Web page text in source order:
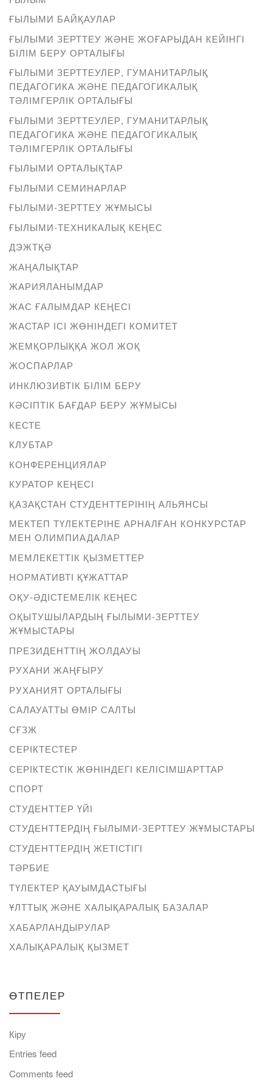
ҒЫЛЫМИ БАЙҚАУЛАР
ҒЫЛЫМИ ЗЕРТТЕУ ЖӘНЕ ЖОҒАРЫДАН КЕЙІНГІ
БІЛІМ БЕРУ ОРТАЛЫҒЫ
ҒЫЛЫМИ ЗЕРТТЕУЛЕР, ГУМАНИТАРЛЫҚ
ПЕДАГОГИКА ЖӘНЕ ПЕДАГОГИКАЛЫҚ
ТӘЛІМГЕРЛІК ОРТАЛЫҒЫ
ҒЫЛЫМИ ЗЕРТТЕУЛЕР, ГУМАНИТАРЛЫҚ
ПЕДАГОГИКА ЖӘНЕ ПЕДАГОГИКАЛЫҚ
ТӘЛІМГЕРЛІК ОРТАЛЫҒЫ
ҒЫЛЫМИ ОРТАЛЫҚТАР
ҒЫЛЫМИ СЕМИНАРЛАР
ҒЫЛЫМИ-ЗЕРТТЕУ ЖҰМЫСЫ
ҒЫЛЫМИ-ТЕХНИКАЛЫҚ КЕҢЕС
ДЭЖТҚӘ
ЖАҢАЛЫҚТАР
ЖАРИЯЛАНЫМДАР
ЖАС ҒАЛЫМДАР КЕҢЕСІ
ЖАСТАР ІСІ ЖӨНІНДЕГІ КОМИТЕТ
ЖЕМҚОРЛЫҚҚА ЖОЛ ЖОҚ
ЖОСПАРЛАР
ИНКЛЮЗИВТІК БІЛІМ БЕРУ
КӘСІПТІК БАҒДАР БЕРУ ЖҰМЫСЫ
КЕСТЕ
КЛУБТАР
КОНФЕРЕНЦИЯЛАР
КУРАТОР КЕҢЕСІ
ҚАЗАҚСТАН СТУДЕНТТЕРІНІҢ АЛЬЯНСЫ
МЕКТЕП ТҮЛЕКТЕРІНЕ АРНАЛҒАН КОНКУРСТАР
МЕН ОЛИМПИАДАЛАР
МЕМЛЕКЕТТІК ҚЫЗМЕТТЕР
НОРМАТИВТІ ҚҰЖАТТАР
ОҚУ-ӘДІСТЕМЕЛІК КЕҢЕС
ОҚЫТУШЫЛАРДЫҢ ҒЫЛЫМИ-ЗЕРТТЕУ
ЖҰМЫСТАРЫ
ПРЕЗИДЕНТТІҢ ЖОЛДАУЫ
РУХАНИ ЖАҢҒЫРУ
РУХАНИЯТ ОРТАЛЫҒЫ
САЛАУАТТЫ ӨМІР САЛТЫ
СҒЗЖ
СЕРІКТЕСТЕР
СЕРІКТЕСТІК ЖӨНІНДЕГІ КЕЛІСІМШАРТТАР
СПОРТ
СТУДЕНТТЕР ҮЙІ
СТУДЕНТТЕРДІҢ ҒЫЛЫМИ-ЗЕРТТЕУ ЖҰМЫСТАРЫ
СТУДЕНТТЕРДІҢ ЖЕТІСТІГІ
ТӘРБИЕ
ТҮЛЕКТЕР ҚАУЫМДАСТЫҒЫ
ҰЛТТЫҚ ЖӘНЕ ХАЛЫҚАРАЛЫҚ БАЗАЛАР
ХАБАРЛАНДЫРУЛАР
ХАЛЫҚАРАЛЫҚ ҚЫЗМЕТ
ӨТПЕЛЕР
Кіру
Entries feed
Comments feed